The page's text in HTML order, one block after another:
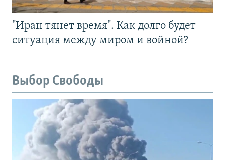
"Иран тянет время". Как долго будет
ситуация между миром и войной?
Выбор Свободы